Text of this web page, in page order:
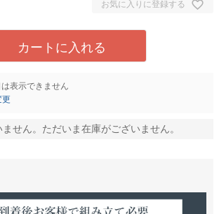
お気に入りに登録する
カートに入れる
表示できません
更
せん。ただいま在庫がございません。